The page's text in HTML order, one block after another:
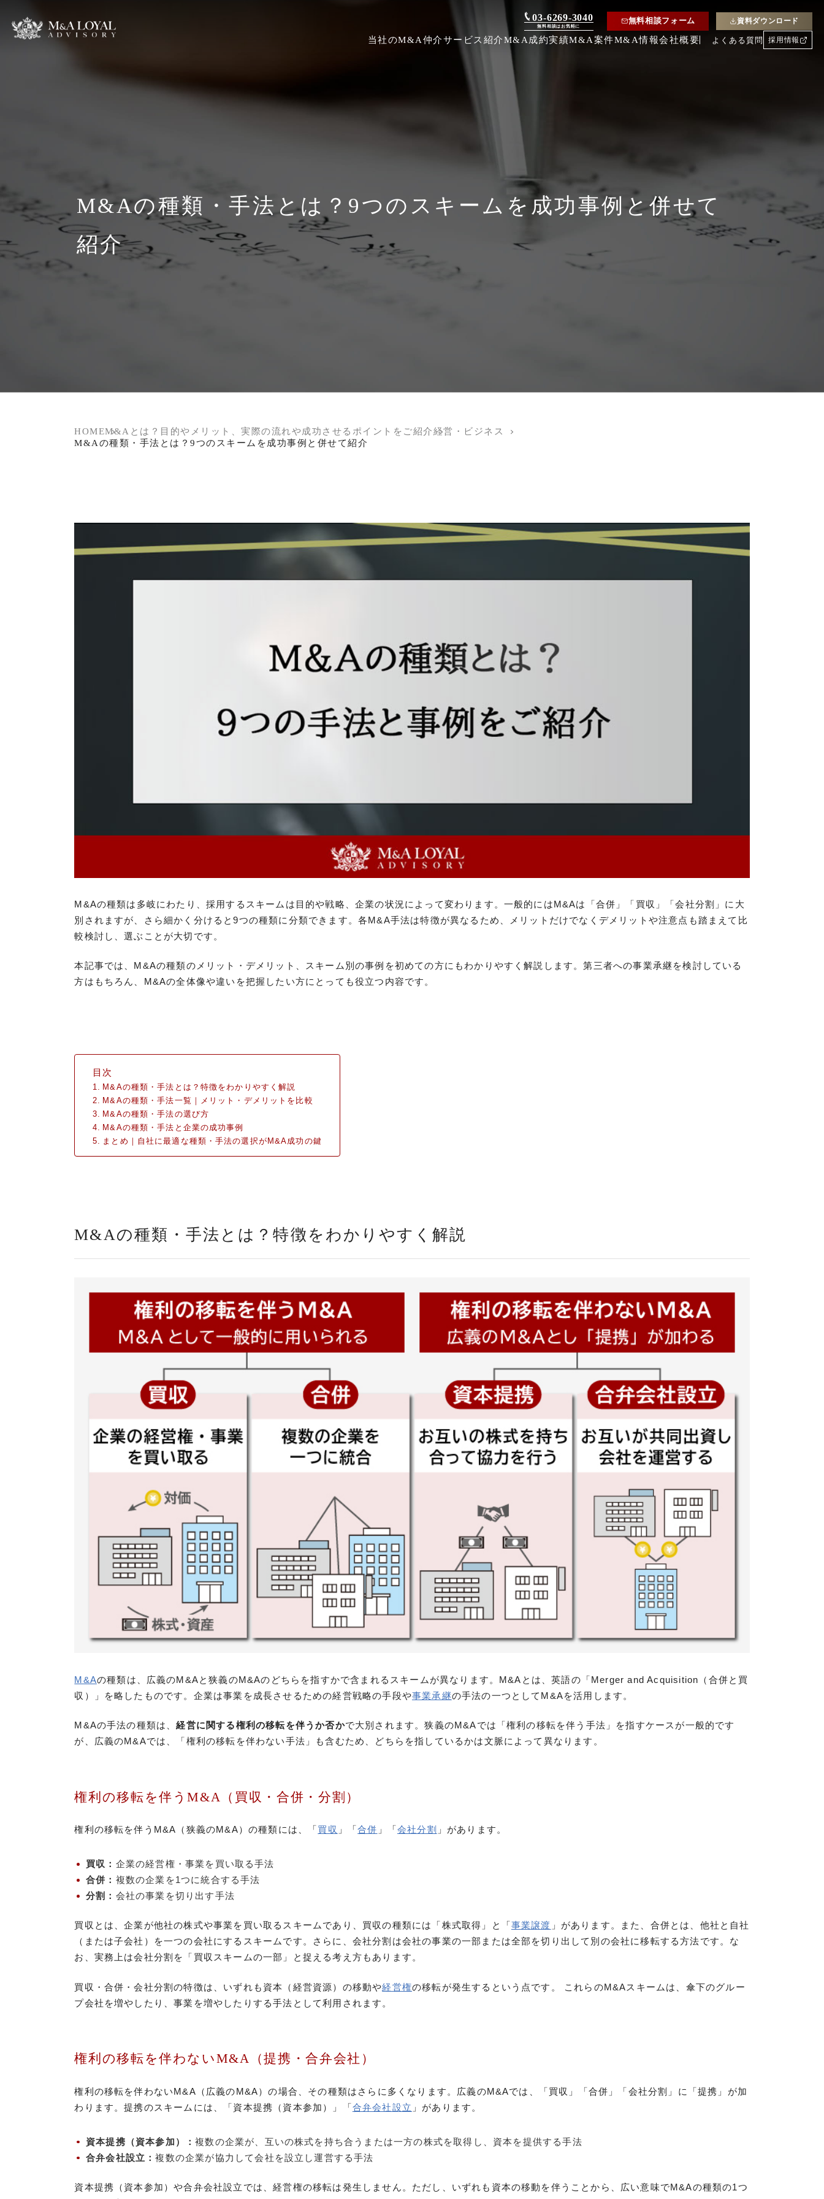
03-6269-3040
無料相談はお気軽に
無料相談フォーム 資料ダウンロード
当社のM&A仲介サービス紹介M&A成約実績M&A案件M&A情報会社概要 よくある質問 採用情報
M&Aの種類・手法とは？9つのスキームを成功事例と併せて
紹介
HOMEM&Aとは？目的やメリット、実際の流れや成功させるポイントをご紹介経営・ビジネス
M&Aの種類・手法とは？9つのスキームを成功事例と併せて紹介
M&Aの種類は多岐にわたり、採用するスキームは目的や戦略、企業の状況によって変わります。一般的にはM&Aは「合併」「買収」「会社分割」に大
別されますが、さら細かく分けると9つの種類に分類できます。各M&A手法は特徴が異なるため、メリットだけでなくデメリットや注意点も踏まえて比
較検討し、選ぶことが大切です。
本記事では、M&Aの種類のメリット・デメリット、スキーム別の事例を初めての方にもわかりやすく解説します。第三者への事業承継を検討している
方はもちろん、M&Aの全体像や違いを把握したい方にとっても役立つ内容です。
目次
M&Aの種類・手法とは？特徴をわかりやすく解説
M&Aの種類・手法一覧｜メリット・デメリットを比較
M&Aの種類・手法の選び方
M&Aの種類・手法と企業の成功事例
まとめ｜自社に最適な種類・手法の選択がM&A成功の鍵
M&Aの種類・手法とは？特徴をわかりやすく解説
M&Aの種類は、広義のM&Aと狭義のM&Aのどちらを指すかで含まれるスキームが異なります。M&Aとは、英語の「Merger and Acquisition（合併と買
収）」を略したものです。企業は事業を成長させるための経営戦略の手段や事業承継の手法の一つとしてM&Aを活用します。
M&Aの手法の種類は、経営に関する権利の移転を伴うか否かで大別されます。狭義のM&Aでは「権利の移転を伴う手法」を指すケースが一般的です
が、広義のM&Aでは、「権利の移転を伴わない手法」も含むため、どちらを指しているかは文脈によって異なります。
権利の移転を伴うM&A（買収・合併・分割）
権利の移転を伴うM&A（狭義のM&A）の種類には、「買収 」「合併 」「会社分割 」があります。
買収： 企業の経営権・事業を買い取る手法
合併： 複数の企業を1つに統合する手法
分割： 会社の事業を切り出す手法
買収とは、企業が他社の株式や事業を買い取るスキームであり、買収の種類には「株式取得」と「事業譲渡 」があります。また、合併とは、他社と自社
（または子会社）を一つの会社にするスキームです。さらに、会社分割は会社の事業の一部または全部を切り出して別の会社に移転する方法です。な
お、実務上は会社分割を「買収スキームの一部」と捉える考え方もあります。
買収・合併・会社分割の特徴は、いずれも資本（経営資源）の移動や経営権の移転が発生するという点です。 これらのM&Aスキームは、傘下のグルー
プ会社を増やしたり、事業を増やしたりする手法として利用されます。
権利の移転を伴わないM&A（提携・合弁会社）
権利の移転を伴わないM&A（広義のM&A）の場合、その種類はさらに多くなります。広義のM&Aでは、「買収」「合併」「会社分割」に「提携」が加
わります。提携のスキームには、「資本提携（資本参加）」「合弁会社設立 」があります。
資本提携（資本参加）：複数の企業が、互いの株式を持ち合うまたは一方の株式を取得し、資本を提供する手法
合弁会社設立：複数の企業が協力して会社を設立し運営する手法
資本提携（資本参加）や合弁会社設立では、経営権の移転は発生しません。ただし、いずれも資本の移動を伴うことから、広い意味でM&Aの種類の1つ